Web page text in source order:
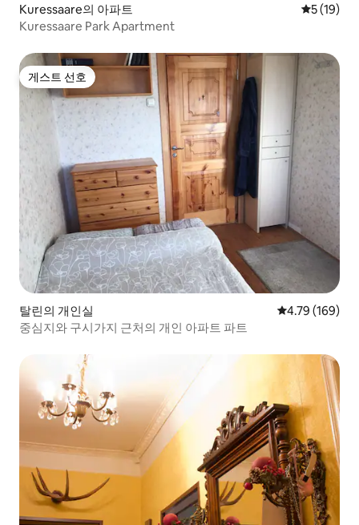
Kuressaare의 아파트 평점 5점
5 (19)
Kuressaare Park Apartment
게스트 선호
게스트 선호
탈린의 개인실 평점 4.79점(5
4.79 (169)
중심지와 구시가지 근처의 개인 아파트 파트